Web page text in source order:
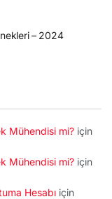
– 2024
Mühendisi mi? için
Mühendisi mi? için
Hesabı için